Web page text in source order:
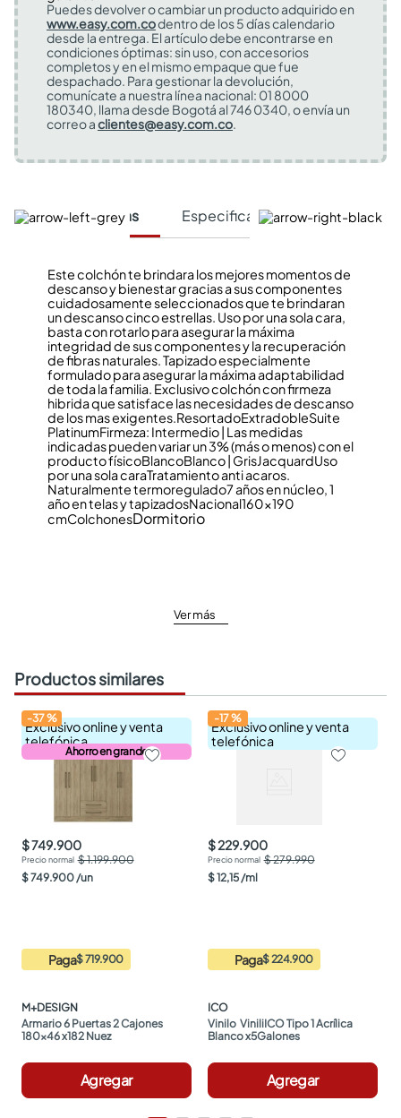
Puedes devolver o cambiar un producto adquirido en
www.easy.com.codentro de los 5 días calendario
desde la entrega. El artículo debe encontrarse en
condiciones óptimas: sin uso, con accesorios
completos y en el mismo empaque que fue
despachado. Para gestionar la devolución,
comunícate a nuestra línea nacional: 01 8000
180340, llama desde Bogotá al 746 0340, o envía un
correo aclientes@easy.com.co.
Características Especificaciones Técnicas
Este colchón te brindara los mejores momentos de
descanso y bienestar gracias a sus componentes
cuidadosamente seleccionados que te brindaran
un descanso cinco estrellas. Uso por una sola cara,
basta con rotarlo para asegurar la máxima
integridad de sus componentes y la recuperación
de fibras naturales. Tapizado especialmente
formulado para asegurar la máxima adaptabilidad
de toda la familia. Exclusivo colchón con firmeza
hibrida que satisface las necesidades de descanso
de los mas exigentes.ResortadoExtradobleSuite
PlatinumFirmeza: Intermedio | Las medidas
indicadas pueden variar un 3% (más o menos) con el
producto físicoBlancoBlanco | GrisJacquardUso
por una sola caraTratamiento anti acaros.
Naturalmente termoregulado7 años en núcleo, 1
año en telas y tapizadosNacional160x190
cmColchonesDormitorio
Ver más
Productos similares
Exclusivo online y venta
telefónica
Ahorro en grande
-37%
$ 749.900
$ 1.199.900
$749.900 /un
Paga$ 719.900
M+DESIGN
Armario 6 Puertas 2 Cajones
180x46 x182 Nuez
Agregar
Exclusivo online y venta
telefónica
-17%
$ 229.900
$ 279.990
$12,15 /ml
Paga$ 224.900
ICO
Vinilo  ViniliICO Tipo 1 Acrílica
Blanco x5Galones
Agregar